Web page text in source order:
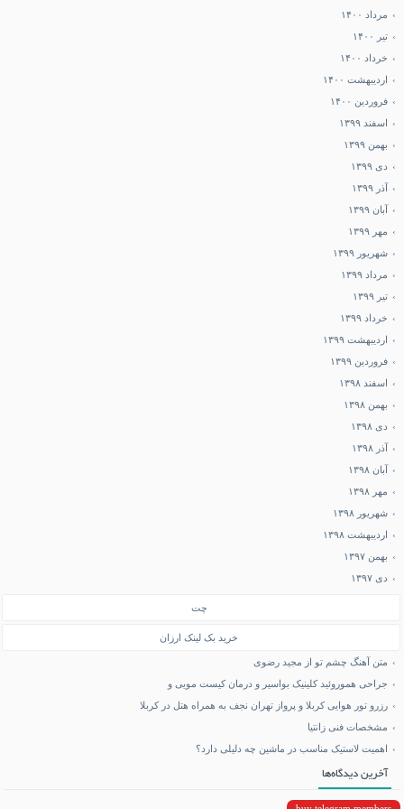
مرداد ۱۴۰۰
تیر ۱۴۰۰
خرداد ۱۴۰۰
اردیبهشت ۱۴۰۰
فروردین ۱۴۰۰
اسفند ۱۳۹۹
بهمن ۱۳۹۹
دی ۱۳۹۹
آذر ۱۳۹۹
آبان ۱۳۹۹
مهر ۱۳۹۹
شهریور ۱۳۹۹
مرداد ۱۳۹۹
تیر ۱۳۹۹
خرداد ۱۳۹۹
اردیبهشت ۱۳۹۹
فروردین ۱۳۹۹
اسفند ۱۳۹۸
بهمن ۱۳۹۸
دی ۱۳۹۸
آذر ۱۳۹۸
آبان ۱۳۹۸
مهر ۱۳۹۸
شهریور ۱۳۹۸
اردیبهشت ۱۳۹۸
بهمن ۱۳۹۷
دی ۱۳۹۷
چت
خرید بک لینک ارزان
متن آهنگ چشم تو از مجید رضوی
جراحی هموروئید کلینیک بواسیر و درمان کیست مویی و
رزرو تور هوایی کربلا و پرواز تهران نجف به همراه هتل در کربلا
مشخصات فنی زانتیا
اهمیت لاستیک مناسب در ماشین چه دلیلی دارد؟
آخرین دیدگاه‌ها